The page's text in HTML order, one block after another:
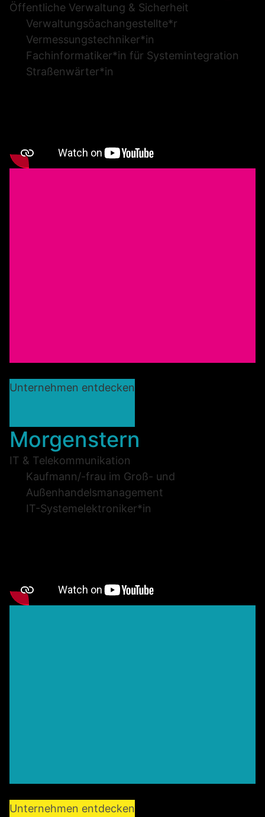
Öffentliche Verwaltung & Sicherheit
Verwaltungsöachangestellte*r
Vermessungstechniker*in
Fachinformatiker*in für Systemintegration
Straßenwärter*in
Unternehmen entdecken
Morgenstern
IT & Telekommunikation
Kaufmann/-frau im Groß- und
Außenhandelsmanagement
IT-Systemelektroniker*in
Unternehmen entdecken